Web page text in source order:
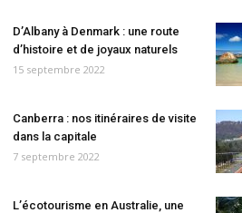
D’Albany à Denmark : une route
d’histoire et de joyaux naturels
15 septembre 2022
Canberra : nos itinéraires de visite
dans la capitale
7 septembre 2022
L’écotourisme en Australie, une